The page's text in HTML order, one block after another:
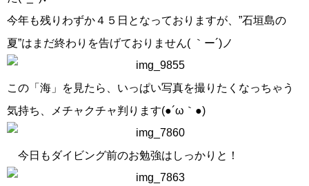
今年も残りわずか４５日となっておりますが、”石垣島の
夏”はまだ終わりを告げておりません( ｀ー´)ノ
この「海」を見たら、いっぱい写真を撮りたくなっちゃう
気持ち、メチャクチャ判ります(●´ω｀●)
今日もダイビング前のお勉強はしっかりと！